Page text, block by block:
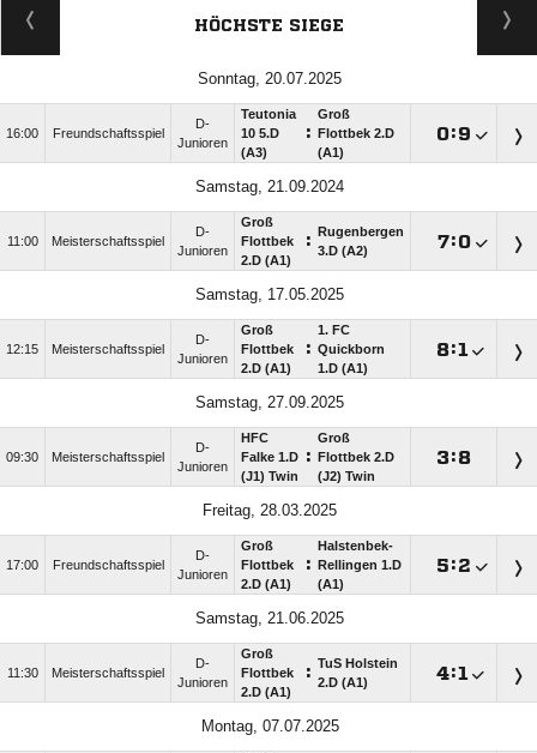
HÖCHSTE SIEGE
Sonntag, 20.07.2025
16:00 Freundschaftsspiel
D-
Junioren
Teutonia
10 5.D
(A3)
:
Groß
Flottbek 2.D
(A1)
:
Samstag, 21.09.2024
11:00 Meisterschaftsspiel
D-
Junioren
Groß
Flottbek
2.D (A1)
:
Rugenbergen
3.D (A2)
:
Samstag, 17.05.2025
12:15 Meisterschaftsspiel
D-
Junioren
Groß
Flottbek
2.D (A1)
:
1. FC
Quickborn
1.D (A1)
:
Samstag, 27.09.2025
09:30 Meisterschaftsspiel
D-
Junioren
HFC
Falke 1.D
(J1) Twin
:
Groß
Flottbek 2.D
(J2) Twin
:
Freitag, 28.03.2025
17:00 Freundschaftsspiel
D-
Junioren
Groß
Flottbek
2.D (A1)
:
Halstenbek-
Rellingen 1.D
(A1)
:
Samstag, 21.06.2025
11:30 Meisterschaftsspiel
D-
Junioren
Groß
Flottbek
2.D (A1)
: TuS Holstein
2.D (A1)
:
Montag, 07.07.2025